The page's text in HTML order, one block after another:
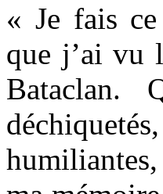
« Je fais
que j’ai vu
Bataclan.